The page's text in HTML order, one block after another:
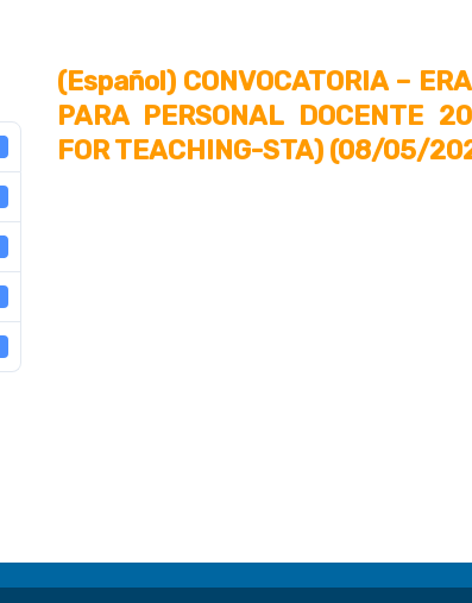
(Español) CONVOCATORIA –
PARA PERSONAL DOCENTE
FOR TEACHING-STA) (08/05/